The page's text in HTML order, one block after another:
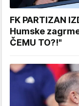
FK PARTIZAN
Humske
ČEMU TO?!"